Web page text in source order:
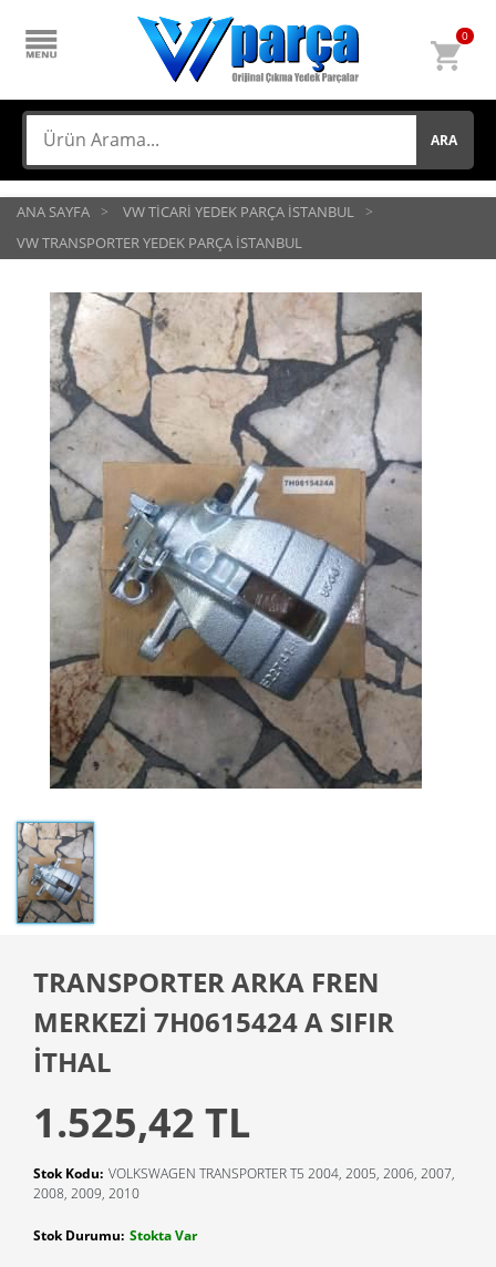
0
ARA
ANA SAYFA
VW TİCARİ YEDEK PARÇA İSTANBUL
VW TRANSPORTER YEDEK PARÇA İSTANBUL
TRANSPORTER ARKA FREN
MERKEZİ 7H0615424 A SIFIR
İTHAL
1.525,42 TL
Stok Kodu: VOLKSWAGEN TRANSPORTER T5 2004, 2005, 2006, 2007,
2008, 2009, 2010
Stok Durumu: Stokta Var